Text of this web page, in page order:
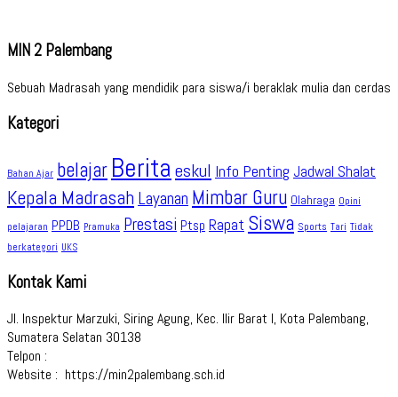
MIN 2 Palembang
Sebuah Madrasah yang mendidik para siswa/i beraklak mulia dan cerdas
Kategori
Bahan Ajar belajar Berita eskul Info Penting Jadwal Shalat
Kepala Madrasah Layanan Mimbar Guru Olahraga Opini
pelajaran PPDB Pramuka Prestasi Ptsp Rapat Siswa Sports Tari Tidak
berkategori UKS
Kontak Kami
Jl. Inspektur Marzuki, Siring Agung, Kec. Ilir Barat I, Kota Palembang,
Sumatera Selatan 30138
Telpon :
Website : https://min2palembang.sch.id